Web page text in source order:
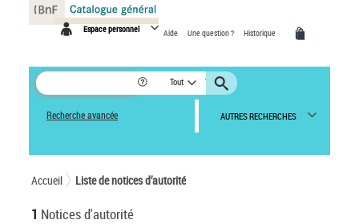
Espace personnel Aide Une question ? Historique
Tout
Recherche avancée AUTRES RECHERCHES
Accueil Liste de notices d’autorité
1 Notices d'autorité
Panneau de gestion des cookies